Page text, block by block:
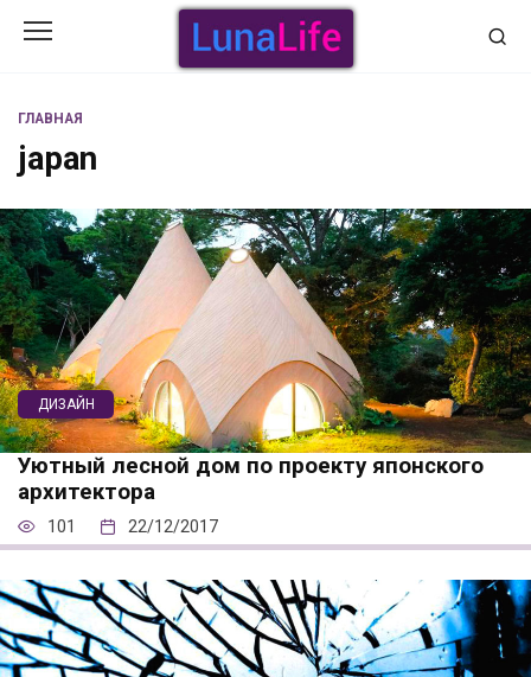
ГЛАВНАЯ
japan
ДИЗАЙН
Уютный лесной дом по проекту японского
архитектора
101 22/12/2017